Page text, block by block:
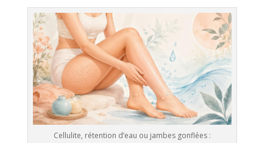
Cellulite, rétention d’eau ou jambes gonflées :